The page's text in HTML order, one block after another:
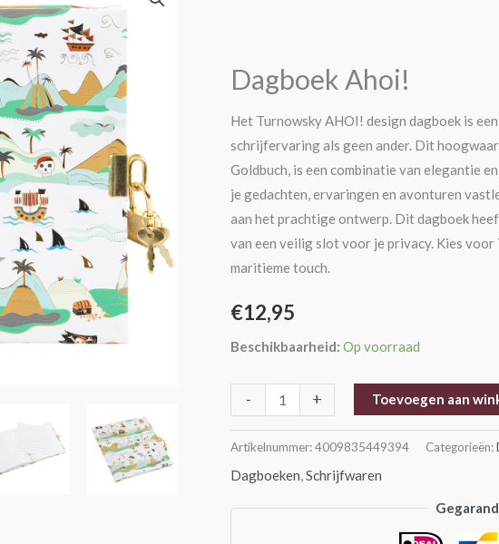
Dagboek Ahoi!
Het Turnowsky AHOI! design dagboek is
schrijfervaring als geen ander. Dit
Goldbuch, is een combinatie van elegantie
je gedachten, ervaringen en avonturen
aan het prachtige ontwerp. Dit dagboek
van een veilig slot voor je privacy. Kies
maritieme touch.
€12,95
Beschikbaarheid: Op voorraad
- + Toevoegen aan
Artikelnummer:4009835449394 Categorieën:
Dagboeken,Schrijfwaren